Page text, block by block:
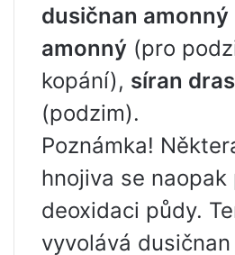
dusičnan amonný
amonný (pro
kopání), síran
(podzim).
Poznámka!
hnojiva se
deoxidaci půdy.
vyvolává